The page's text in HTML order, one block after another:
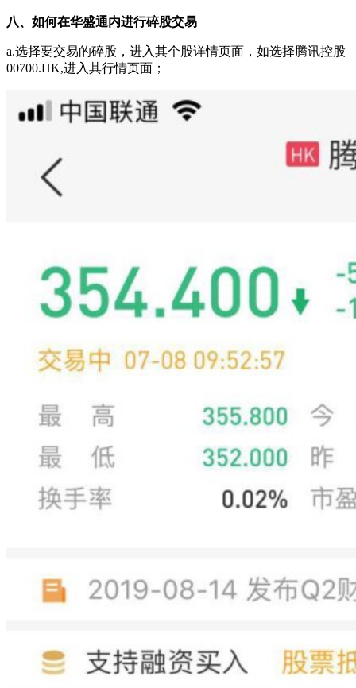
八、如何在华盛通内进行碎股交易
a.选择要交易的碎股，进入其个股详情页面，如选择腾讯控股
00700.HK,进入其行情页面；